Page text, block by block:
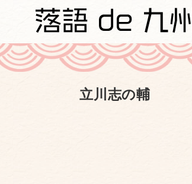
立川志の輔